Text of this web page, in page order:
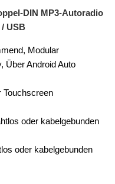
DIN MP3-Autoradio
USB
Modular
Über Android Auto
Touchscreen
oder kabelgebunden
oder kabelgebunden